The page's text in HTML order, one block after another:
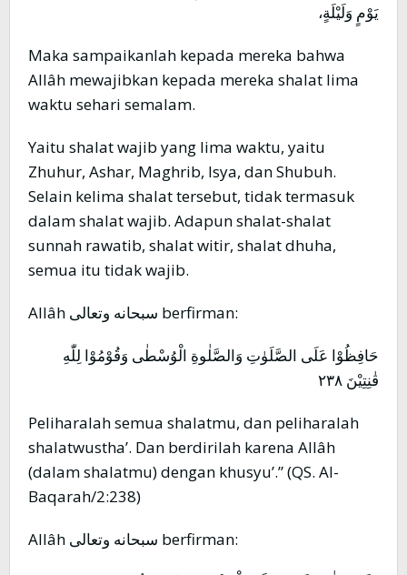
يَوْمٍ وَلَيْلَةٍ،
Maka sampaikanlah kepada mereka bahwa
Allâh mewajibkan kepada mereka shalat lima
waktu sehari semalam.
Yaitu shalat wajib yang lima waktu, yaitu
Zhuhur, Ashar, Maghrib, Isya, dan Shubuh.
Selain kelima shalat tersebut, tidak termasuk
dalam shalat wajib. Adapun shalat-shalat
sunnah rawatib, shalat witir, shalat dhuha,
semua itu tidak wajib.
Allâh سبحانه وتعالى berfirman:
حَافِظُوْا عَلَى الصَّلَوٰتِ وَالصَّلٰوةِ الْوُسْطٰى وَقُوْمُوْا لِلّٰهِ
قٰنِتِيْنَ ٢٣٨
Peliharalah semua shalatmu, dan peliharalah
shalatwustha’. Dan berdirilah karena Allâh
(dalam shalatmu) dengan khusyu’.” (QS. Al-
Baqarah/2:238)
Allâh سبحانه وتعالى berfirman: